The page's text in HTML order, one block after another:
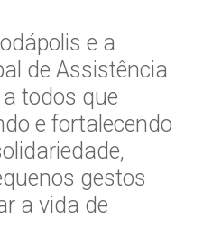
e a
de Assistência
todos que
e fortalecendo
gestos
a vida de